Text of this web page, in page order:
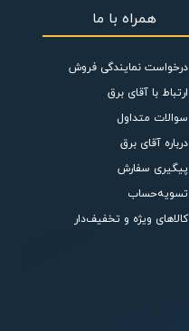
همراه با ما
درخواست نمایندگی فروش
ارتباط با آقای برق
سوالات متداول
درباره آقای برق
پیگیری سفارش
تسویه‌حساب
کالاهای ویژه و تخفیف‌دار